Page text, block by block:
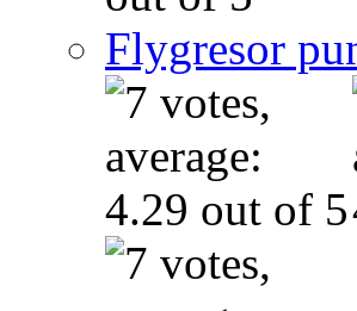
Flygresor